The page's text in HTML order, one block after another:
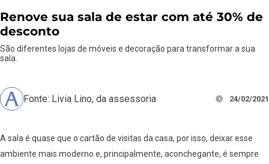
Renove sua sala de estar com até 30% de
desconto
São diferentes lojas de móveis e decoração para transformar a sua
sala.
Fonte: Livia Lino, da assessoria 24/02/2021
A sala é quase que o cartão de visitas da casa, por isso, deixar esse
ambiente mais moderno e, principalmente, aconchegante, é sempre